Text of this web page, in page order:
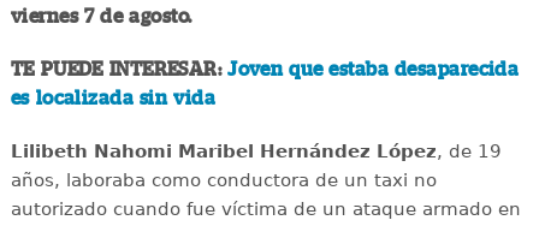
viernes 7 de agosto.
TE PUEDE INTERESAR:Joven que estaba desaparecida
es localizada sin vida
Lilibeth Nahomi Maribel Hernández López, de 19
años, laboraba como conductora de un taxi no
autorizado cuando fue víctima de un ataque armado en